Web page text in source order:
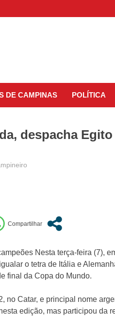
DE CAMPINAS POLÍTICA
despacha
Nesta terça-feira (7),
o tetra de Itália e
final da Copa do Mundo.
no Catar, e principal nome
edição, mas participou da